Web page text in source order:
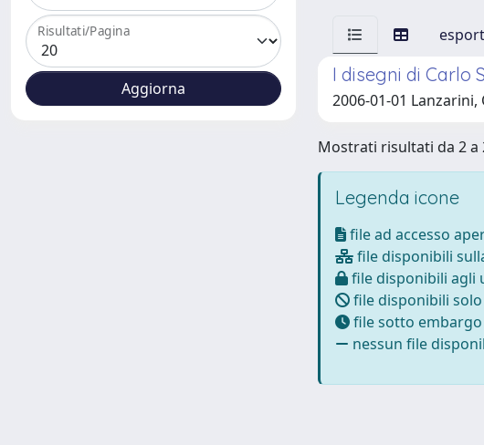
Risultati/Pagina
I disegni di Carlo
2006-01-01
Mostrati risultati da 2 a
Legenda icone
file ad accesso
file disponibili
file disponibili agli
file disponibili
file sotto embargo
nessun file